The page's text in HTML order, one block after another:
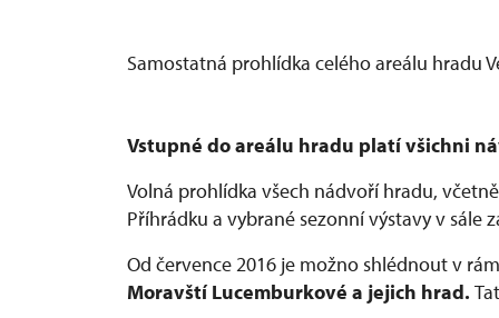
Samostatná prohlídka celého areálu hradu
Vstupné do areálu hradu platí všichni
Volná prohlídka všech nádvoří hradu,
Příhrádku a vybrané sezonní výstavy v
Od července 2016 je možno shlédnout v
Moravští Lucemburkové a jejich hrad.